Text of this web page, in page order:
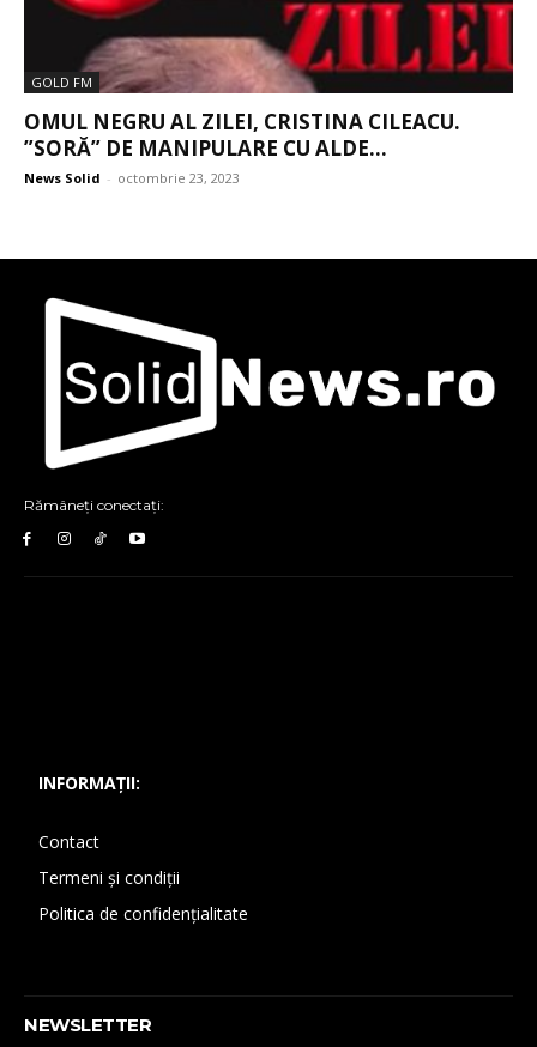
GOLD FM
OMUL NEGRU AL ZILEI, CRISTINA CILEACU.
”SORĂ” DE MANIPULARE CU ALDE...
News Solid - octombrie 23, 2023
Rămâneți conectați:
INFORMAȚII:
Contact
Termeni și condiții
Politica de confidențialitate
NEWSLETTER